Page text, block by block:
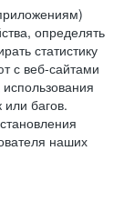
определять
статистику
с веб-сайтами
багов.
наших